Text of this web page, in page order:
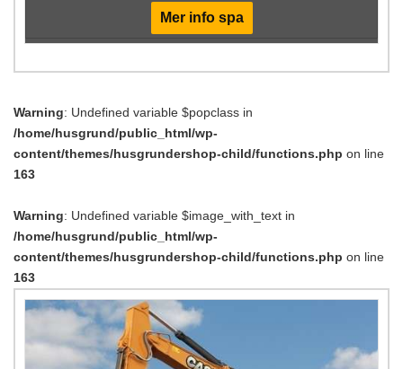
Mer info spa
Warning: Undefined variable $popclass in
/home/husgrund/public_html/wp-
content/themes/husgrundershop-child/functions.php on line
163
Warning: Undefined variable $image_with_text in
/home/husgrund/public_html/wp-
content/themes/husgrundershop-child/functions.php on line
163